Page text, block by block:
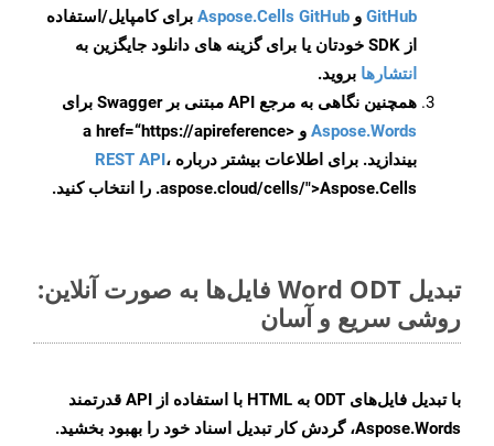
GitHub و Aspose.Cells GitHub برای کامپایل/استفاده
از SDK خودتان یا برای گزینه های دانلود جایگزین به
انتشارها بروید.
همچنین نگاهی به مرجع API مبتنی بر Swagger برای
Aspose.Words
و <a href=“https://apireference
بیندازید. برای اطلاعات بیشتر درباره REST API،
.aspose.cloud/cells/">Aspose.Cells را انتخاب کنید.
تبدیل Word ODT فایل‌ها به صورت آنلاین:
روشی سریع و آسان
با تبدیل فایل‌های ODT به HTML با استفاده از API قدرتمند
Aspose.Words، گردش کار تبدیل اسناد خود را بهبود بخشید.